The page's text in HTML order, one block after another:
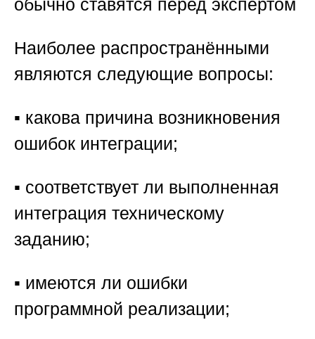
обычно ставятся перед экспертом
Наиболее распространёнными
являются следующие вопросы:
▪️ какова причина возникновения
ошибок интеграции;
▪️ соответствует ли выполненная
интеграция техническому
заданию;
▪️ имеются ли ошибки
программной реализации;